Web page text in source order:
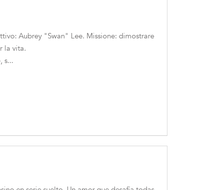
Aubrey "Swan" Lee. Missione: dimostrare
la vita.
s...